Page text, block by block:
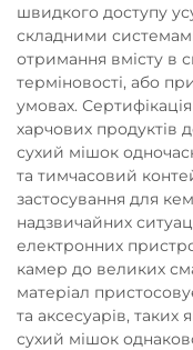
швидкого доступу
складними
отримання вмісту в
терміновості, або
умовах.
харчових продуктів
сухий мішок
та тимчасовий
застосування для
надзвичайних
електронних
камер до великих
матеріал
та аксесуарів, таких
сухий мішок